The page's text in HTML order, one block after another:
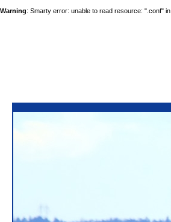
Warning: Smarty error: unable to read resource: ".conf" in